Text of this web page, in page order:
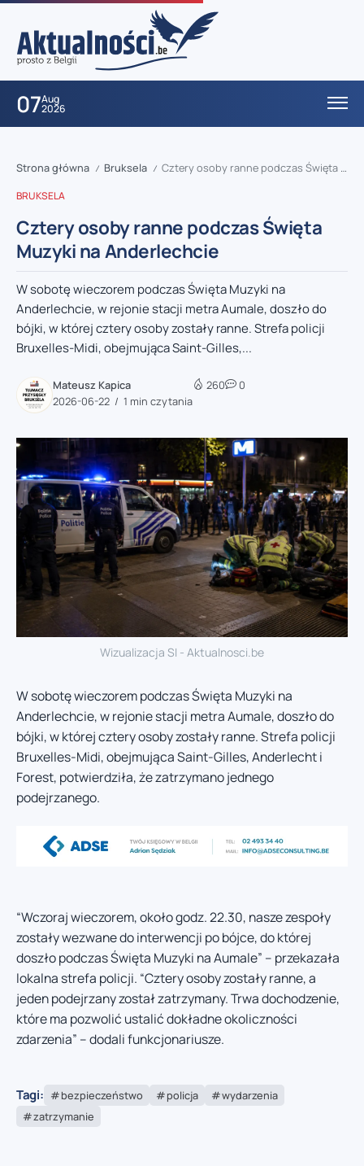
07Aug
2026
Strona główna / Bruksela / Cztery osoby ranne podczas Święta Muzyki na Anderlechcie
BRUKSELA
Cztery osoby ranne podczas Święta
Muzyki na Anderlechcie
W sobotę wieczorem podczas Święta Muzyki na
Anderlechcie, w rejonie stacji metra Aumale, doszło do
bójki, w której cztery osoby zostały ranne. Strefa policji
Bruxelles-Midi, obejmująca Saint-Gilles,...
Mateusz Kapica
2026-06-22
1 min czytania
260 0
Wizualizacja SI - Aktualnosci.be
W sobotę wieczorem podczas Święta Muzyki na
Anderlechcie, w rejonie stacji metra Aumale, doszło do
bójki, w której cztery osoby zostały ranne. Strefa policji
Bruxelles-Midi, obejmująca Saint-Gilles, Anderlecht i
Forest, potwierdziła, że zatrzymano jednego
podejrzanego.
“Wczoraj wieczorem, około godz. 22.30, nasze zespoły
zostały wezwane do interwencji po bójce, do której
doszło podczas Święta Muzyki na Aumale” – przekazała
lokalna strefa policji. “Cztery osoby zostały ranne, a
jeden podejrzany został zatrzymany. Trwa dochodzenie,
które ma pozwolić ustalić dokładne okoliczności
zdarzenia” – dodali funkcjonariusze.
Tagi: bezpieczeństwo policja
wydarzenia
zatrzymanie